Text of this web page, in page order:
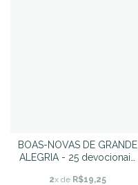
BOAS-NOVAS DE GRANDE
ALEGRIA - 25 devocionais
2x de R$19,25